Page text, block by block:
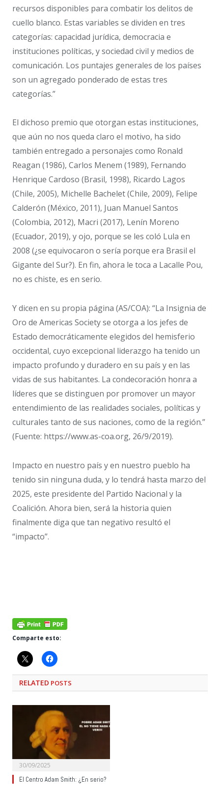
recursos disponibles para combatir los delitos de
cuello blanco. Estas variables se dividen en tres
categorías: capacidad jurídica, democracia e
instituciones políticas, y sociedad civil y medios de
comunicación. Los puntajes generales de los países
son un agregado ponderado de estas tres
categorías.”
El dichoso premio que otorgan estas instituciones,
que aún no nos queda claro el motivo, ha sido
también entregado a personajes como Ronald
Reagan (1986), Carlos Menem (1989), Fernando
Henrique Cardoso (Brasil, 1998), Ricardo Lagos
(Chile, 2005), Michelle Bachelet (Chile, 2009), Felipe
Calderón (México, 2011), Juan Manuel Santos
(Colombia, 2012), Macri (2017), Lenín Moreno
(Ecuador, 2019), y ojo, porque se les coló Lula en
2008 (¿se equivocaron o sería porque era Brasil el
Gigante del Sur?). En fin, ahora le toca a Lacalle Pou,
no es chiste, es en serio.
Y dicen en su propia página (AS/COA): “La Insignia de
Oro de Americas Society se otorga a los jefes de
Estado democráticamente elegidos del hemisferio
occidental, cuyo excepcional liderazgo ha tenido un
impacto profundo y duradero en su país y en las
vidas de sus habitantes. La condecoración honra a
líderes que se distinguen por promover un mayor
entendimiento de las realidades sociales, políticas y
culturales tanto de sus naciones, como de la región.”
(Fuente: https://www.as-coa.org, 26/9/2019).
Impacto en nuestro país y en nuestro pueblo ha
tenido sin ninguna duda, y lo tendrá hasta marzo del
2025, este presidente del Partido Nacional y la
Coalición. Ahora bien, será la historia quien
finalmente diga que tan negativo resultó el
“impacto”.
Comparte esto:
RELATED POSTS
30/09/2025
El Centro Adam Smith: ¿En serio?